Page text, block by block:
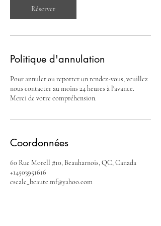
n
Réserver
Politique d'annulation
Pour annuler ou reporter un rendez-vous, veuillez
nous contacter au moins 24 heures à l'avance.
Merci de votre compréhension.
Coordonnées
60 Rue Morell #10, Beauharnois, QC, Canada
+14503951616
escale_beaute.mf@yahoo.com